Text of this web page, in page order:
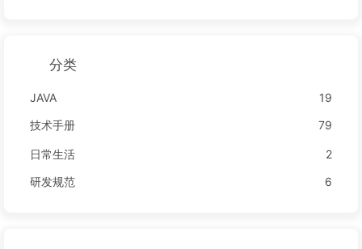
分类
JAVA
19
技术手册
79
日常生活
2
研发规范
6